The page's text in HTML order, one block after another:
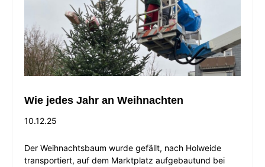
Wie jedes Jahr an Weihnachten
10.12.25
Der Weihnachtsbaum wurde gefällt, nach Holweide
transportiert, auf dem Marktplatz aufgebautund bei